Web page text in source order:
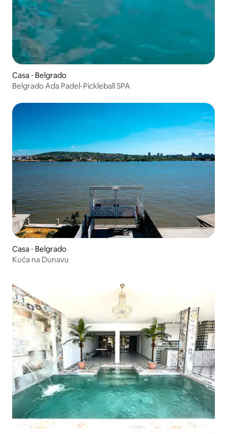
Casa ⋅ Belgrado
Belgrado Ada Padel-Pickleball SPA
Casa ⋅ Belgrado
Kuća na Dunavu